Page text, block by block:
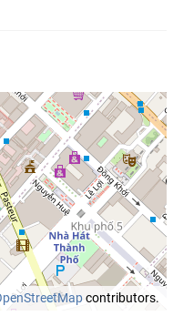
contributors.